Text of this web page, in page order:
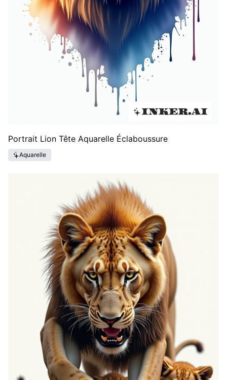
Portrait Lion Tête Aquarelle Éclaboussure
Aquarelle